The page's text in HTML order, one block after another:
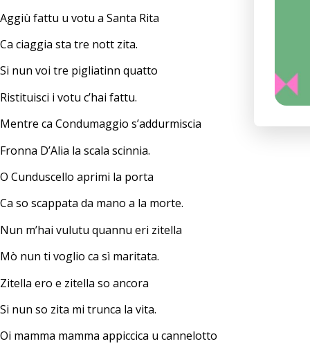
Aggiù fattu u votu a Santa Rita
Ca ciaggia sta tre nott zita.
Si nun voi tre pigliatinn quatto
Ristituisci i votu c’hai fattu.
Mentre ca Condumaggio s’addurmiscia
Fronna D’Alia la scala scinnia.
O Cunduscello aprimi la porta
Ca so scappata da mano a la morte.
Nun m’hai vulutu quannu eri zitella
Mò nun ti voglio ca sì maritata.
Zitella ero e zitella so ancora
Si nun so zita mi trunca la vita.
Oi mamma mamma appiccica u cannelotto